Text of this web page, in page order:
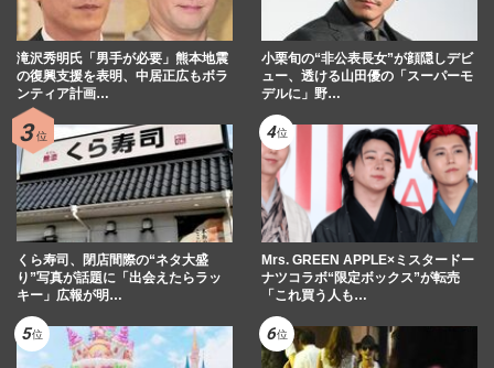
滝沢秀明氏「男手が必要」熊本地震
の復興支援を表明、中居正広もボラ
ンティア計画…
小栗旬の“非公表長女”が顔隠しデビ
ュー、透ける山田優の「スーパーモ
デルに」野…
くら寿司、閉店間際の“ネタ大盛
り”写真が話題に「出会えたらラッ
キー」広報が明…
Mrs. GREEN APPLE×ミスタードー
ナツコラボ“限定ボックス”が転売
「これ買う人も…